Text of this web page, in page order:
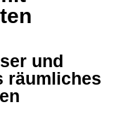
und
räumliches